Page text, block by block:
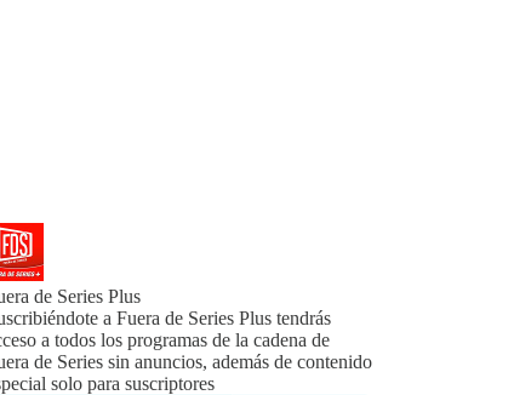
de Series Plus
a Fuera de Series Plus tendrás
a todos los programas de la cadena de
de Series sin anuncios, además de contenido
solo para suscriptores